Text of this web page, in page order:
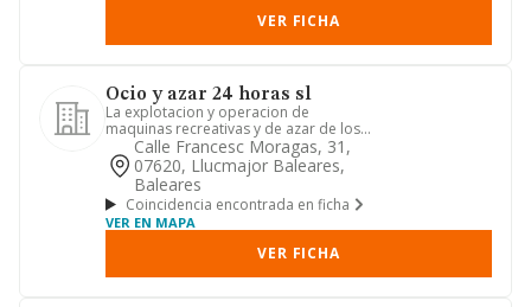
VER FICHA
Ocio y azar 24 horas sl
La explotacion y operacion de
maquinas recreativas y de azar de los
tipos a y b asi como cualquier ...
Calle Francesc Moragas, 31,
07620, Llucmajor Baleares,
Baleares
Coincidencia encontrada en ficha
VER EN MAPA
VER FICHA